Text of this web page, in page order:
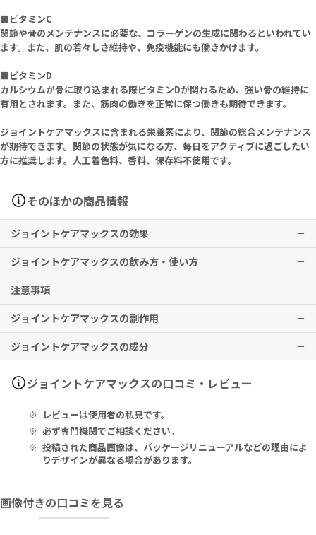
■ビタミンC
関節や骨のメンテナンスに必要な、コラーゲンの生成に関わるといわれてい
ます。また、肌の若々しさ維持や、免疫機能にも働きかけます。
■ビタミンD
カルシウムが骨に取り込まれる際ビタミンDが関わるため、強い骨の維持に
有用とされます。また、筋肉の働きを正常に保つ働きも期待できます。
ジョイントケアマックスに含まれる栄養素により、関節の総合メンテナンス
が期待できます。関節の状態が気になる方、毎日をアクティブに過ごしたい
方に推奨します。人工着色料、香料、保存料不使用です。
そのほかの商品情報
ジョイントケアマックスの効果
関節の健康維持が期待できます。
※有用性には個人差がありますことを予めご了承ください。
※メーカー推奨摂取期間として3ヶ月以上の継続摂取を推奨しており
ます。
ジョイントケアマックスの飲み方・使い方
タブレット：1日1粒 / カプセル：1日1粒を目安に、それぞれを冷た
い飲み物とともにお召し上がりください。
注意事項
1日の摂取目安量を必ず守り、過剰な摂取はお控えください。
子供の手の届かないところに保管してください。
25℃以下の、涼しく湿度の低い場所に保管してください。
ジョイントケアマックスの副作用
特に副作用は報告されておりませんが、異常を感じた際はただちに使
ジョイントケアマックスの成分
Quantity Per 1 Capsule:
Vitamins: Vitamin D 5 µg, Vitamin C 30 mg
Other Ingredients: Glucosamine Sulphate 2KCI 330 mg, Chon
droitin Sulphate 13.5 mg, Fish Oil 307 mg, Providing Omega-
3 184 mg, of which EPA 92 mg, of which DHA 61 mg
Ingredients:
ジョイントケアマックスの口コミ・レビュー
レビューは使用者の私見です。
必ず専門機関でご相談ください。
投稿された商品画像は、パッケージリニューアルなどの理由によ
りデザインが異なる場合があります。
画像付きの口コミを見る